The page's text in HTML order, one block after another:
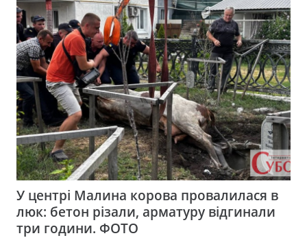
У центрі Малина корова провалилася в
люк: бетон різали, арматуру відгинали
три години. ФОТО